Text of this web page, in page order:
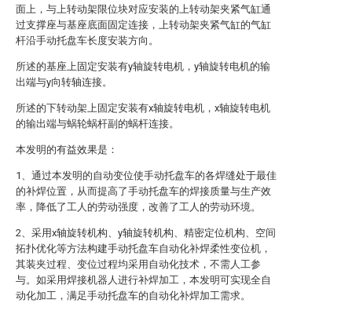
面上，与上转动架限位块对应安装的上转动架夹紧气缸通
过支撑座与基座底面固定连接，上转动架夹紧气缸的气缸
杆沿手动托盘车长度安装方向。
所述的基座上固定安装有y轴旋转电机，y轴旋转电机的输
出端与y向转轴连接。
所述的下转动架上固定安装有x轴旋转电机，x轴旋转电机
的输出端与蜗轮蜗杆副的蜗杆连接。
本发明的有益效果是：
1、通过本发明的自动变位使手动托盘车的各焊缝处于最佳
的补焊位置，从而提高了手动托盘车的焊接质量与生产效
率，降低了工人的劳动强度，改善了工人的劳动环境。
2、采用x轴旋转机构、y轴旋转机构、精密定位机构、空间
拓扑优化等方法构建手动托盘车自动化补焊柔性变位机，
其装夹过程、变位过程均采用自动化技术，不需人工参
与。如采用焊接机器人进行补焊加工，本发明可实现全自
动化加工，满足手动托盘车的自动化补焊加工需求。